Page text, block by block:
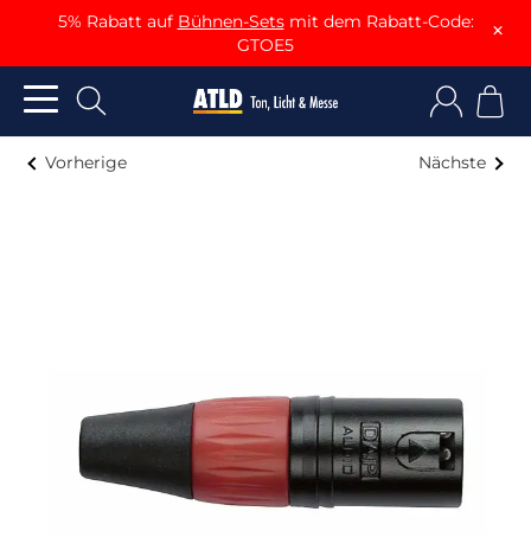
5% Rabatt auf Bühnen-Setsmit dem Rabatt-Code:
GTOE5
×
Vorherige Nächste